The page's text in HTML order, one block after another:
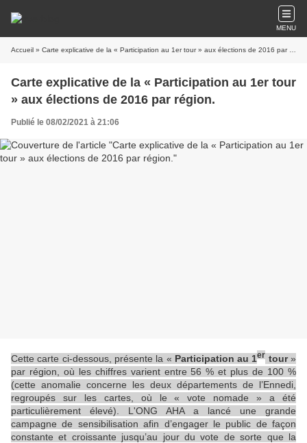
MENU
Accueil » Carte explicative de la « Participation au 1er tour » aux élections de 2016 par région.
Carte explicative de la « Participation au 1er tour
» aux élections de 2016 par région.
Publié le 08/02/2021 à 21:06
Cette carte ci-dessous, présente la « Participation au 1er tour»
par région, où les chiffres varient entre 56 % et plus de 100 %
(cette anomalie concerne les deux départements de l’Ennedi,
regroupés sur les cartes, où le « vote nomade » a été
particulièrement élevé). L'ONG AHA a lancé une grande
campagne de sensibilisation afin d’engager le public de façon
constante et croissante jusqu’au jour du vote de sorte que la